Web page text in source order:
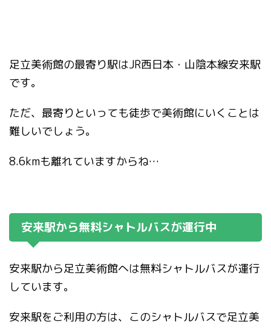
足立美術館の最寄り駅はJR西日本・山陰本線安来駅
です。
ただ、最寄りといっても徒歩で美術館にいくことは
難しいでしょう。
8.6kmも離れていますからね…
安来駅から無料シャトルバスが運行中
安来駅から足立美術館へは無料シャトルバスが運行
しています。
安来駅をご利用の方は、このシャトルバスで足立美